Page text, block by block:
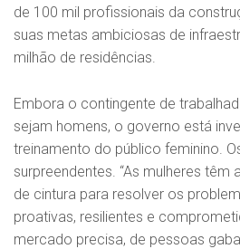
de 100 mil profissionais da
suas metas ambiciosas de
milhão de residências.
Embora o contingente de
sejam homens, o governo está
treinamento do público feminino.
surpreendentes. “As mulheres
de cintura para resolver os
proativas, resilientes e
mercado precisa, de pessoas